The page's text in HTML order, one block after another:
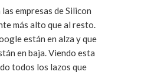
empresas de Silicon
más alto que al resto.
están en alza y que
en baja. Viendo esta
todos los lazos que